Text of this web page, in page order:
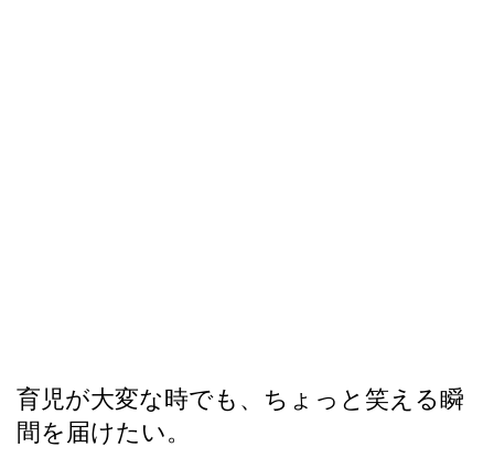
育児が大変な時でも、ちょっと笑える瞬
間を届けたい。